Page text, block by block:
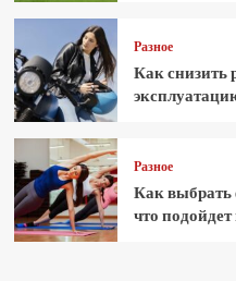
Разное
Как снизить
Разное
Как выбрать
что